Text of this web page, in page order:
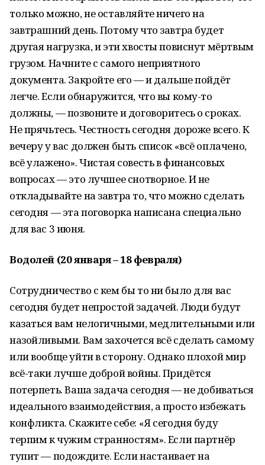
только можно, не оставляйте ничего на
завтрашний день. Потому что завтра будет
другая нагрузка, и эти хвосты повиснут мёртвым
грузом. Начните с самого неприятного
документа. Закройте его — и дальше пойдёт
легче. Если обнаружится, что вы кому-то
должны, — позвоните и договоритесь о сроках.
Не прячьтесь. Честность сегодня дороже всего. К
вечеру у вас должен быть список «всё оплачено,
всё улажено». Чистая совесть в финансовых
вопросах — это лучшее снотворное. И не
откладывайте на завтра то, что можно сделать
сегодня — эта поговорка написана специально
для вас 3 июня.
Водолей (20 января – 18 февраля)
Сотрудничество с кем бы то ни было для вас
сегодня будет непростой задачей. Люди будут
казаться вам нелогичными, медлительными или
назойливыми. Вам захочется всё сделать самому
или вообще уйти в сторону. Однако плохой мир
всё-таки лучше доброй войны. Придётся
потерпеть. Ваша задача сегодня — не добиваться
идеального взаимодействия, а просто избежать
конфликта. Скажите себе: «Я сегодня буду
терпим к чужим странностям». Если партнёр
тупит — подождите. Если настаивает на